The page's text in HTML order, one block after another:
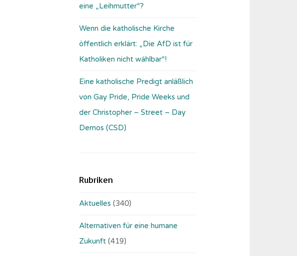
eine „Leihmutter“?
Wenn die katholische Kirche
öffentlich erklärt: „Die AfD ist für
Katholiken nicht wählbar“!
Eine katholische Predigt anläßlich
von Gay Pride, Pride Weeks und
der Christopher – Street – Day
Demos (CSD)
Rubriken
Aktuelles (340)
Alternativen für eine humane
Zukunft (419)